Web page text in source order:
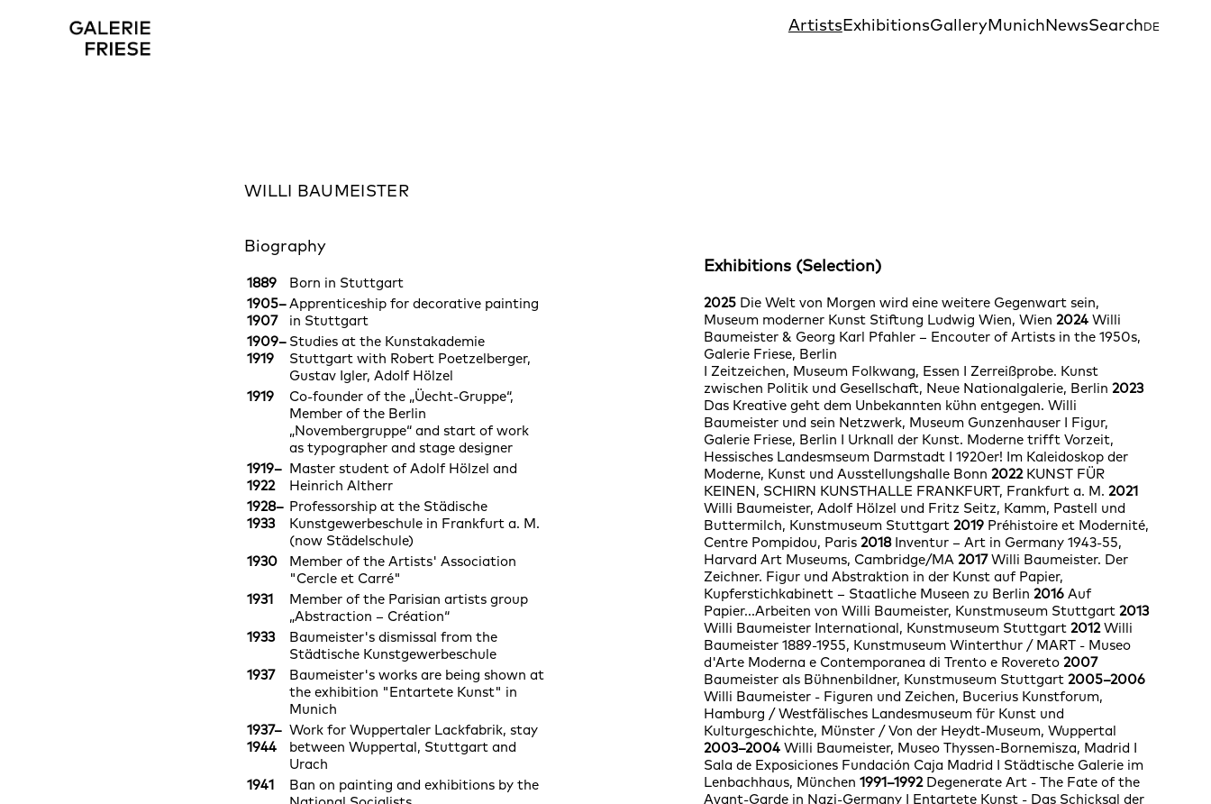
ArtistsExhibitionsGalleryMunichNewsSearchDE
WILLI BAUMEISTER
Biography
1889
Born in Stuttgart
1905–
1907
Apprenticeship for decorative painting
in Stuttgart
1909–
1919
Studies at the Kunstakademie
Stuttgart with Robert Poetzelberger,
Gustav Igler, Adolf Hölzel
1919
Co-founder of the „Üecht-Gruppe“,
Member of the Berlin
„Novembergruppe“ and start of work
as typographer and stage designer
1919–
1922
Master student of Adolf Hölzel and
Heinrich Altherr
1928–
1933
Professorship at the Städische
Kunstgewerbeschule in Frankfurt a. M.
(now Städelschule)
1930
Member of the Artists' Association
"Cercle et Carré"
1931
Member of the Parisian artists group
„Abstraction – Création“
1933
Baumeister's dismissal from the
Städtische Kunstgewerbeschule
1937
Baumeister's works are being shown at
the exhibition "Entartete Kunst" in
Munich
1937–
1944
Work for Wuppertaler Lackfabrik, stay
between Wuppertal, Stuttgart and
Urach
1941
Ban on painting and exhibitions by the
Exhibitions (Selection)
2025 Die Welt von Morgen wird eine weitere Gegenwart sein,
Museum moderner Kunst Stiftung Ludwig Wien, Wien 2024 Willi
Baumeister & Georg Karl Pfahler – Encouter of Artists in the 1950s,
Galerie Friese, Berlin
I Zeitzeichen, Museum Folkwang, Essen I Zerreißprobe. Kunst
zwischen Politik und Gesellschaft, Neue Nationalgalerie, Berlin 2023
Das Kreative geht dem Unbekannten kühn entgegen. Willi
Baumeister und sein Netzwerk, Museum Gunzenhauser I Figur,
Galerie Friese, Berlin I Urknall der Kunst. Moderne trifft Vorzeit,
Hessisches Landesmseum Darmstadt I 1920er! Im Kaleidoskop der
Moderne, Kunst und Ausstellungshalle Bonn 2022 KUNST FÜR
KEINEN, SCHIRN KUNSTHALLE FRANKFURT, Frankfurt a. M. 2021
Willi Baumeister, Adolf Hölzel und Fritz Seitz, Kamm, Pastell und
Buttermilch, Kunstmuseum Stuttgart 2019Préhistoire et Modernité,
Centre Pompidou, Paris 2018 Inventur – Art in Germany 1943-55,
Harvard Art Museums, Cambridge/MA2017Willi Baumeister. Der
Zeichner. Figur und Abstraktion in der Kunst auf Papier,
Kupferstichkabinett – Staatliche Museen zu Berlin 2016 Auf
Papier...Arbeiten von Willi Baumeister, Kunstmuseum Stuttgart2013
Willi Baumeister International, Kunstmuseum Stuttgart2012Willi
Baumeister 1889-1955, Kunstmuseum Winterthur / MART - Museo
d'Arte Moderna e Contemporanea di Trento e Rovereto2007
Baumeister als Bühnenbildner, Kunstmuseum Stuttgart2005–2006
Willi Baumeister - Figuren und Zeichen, Bucerius Kunstforum,
Hamburg / Westfälisches Landesmuseum für Kunst und
Kulturgeschichte, Münster / Von der Heydt-Museum, Wuppertal
2003–2004 Willi Baumeister, Museo Thyssen-Bornemisza, Madrid I
Sala de Exposiciones Fundación Caja Madrid I Städtische Galerie im
Lenbachhaus, München 1991–1992 Degenerate Art - The Fate of the
Avant-Garde in Nazi-Germany I Entartete Kunst - Das Schicksal der